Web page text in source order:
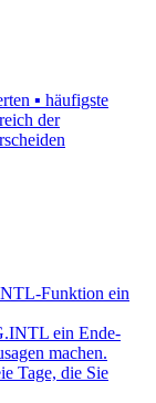
▪ häufigste
der
Funktion ein
ein Ende-
machen.
Tage, die Sie